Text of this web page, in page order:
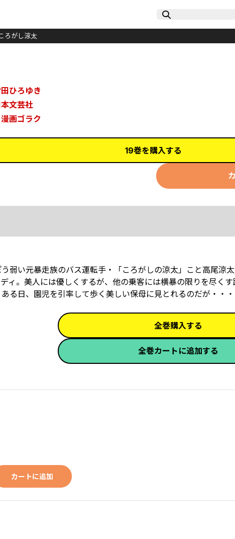
ろがし涼太
ひろゆき
本文芸社
漫画ゴラク
19巻を購入する
弱い元暴走族のバス運転手・「ころがしの涼太」こと高尾涼
ィ。美人には優しくするが、他の乗客には横暴の限りを尽く
る日、園児を引率して歩く美しい保母に見とれるのだが・・
全巻購入する
全巻カートに追加する
カートに追加